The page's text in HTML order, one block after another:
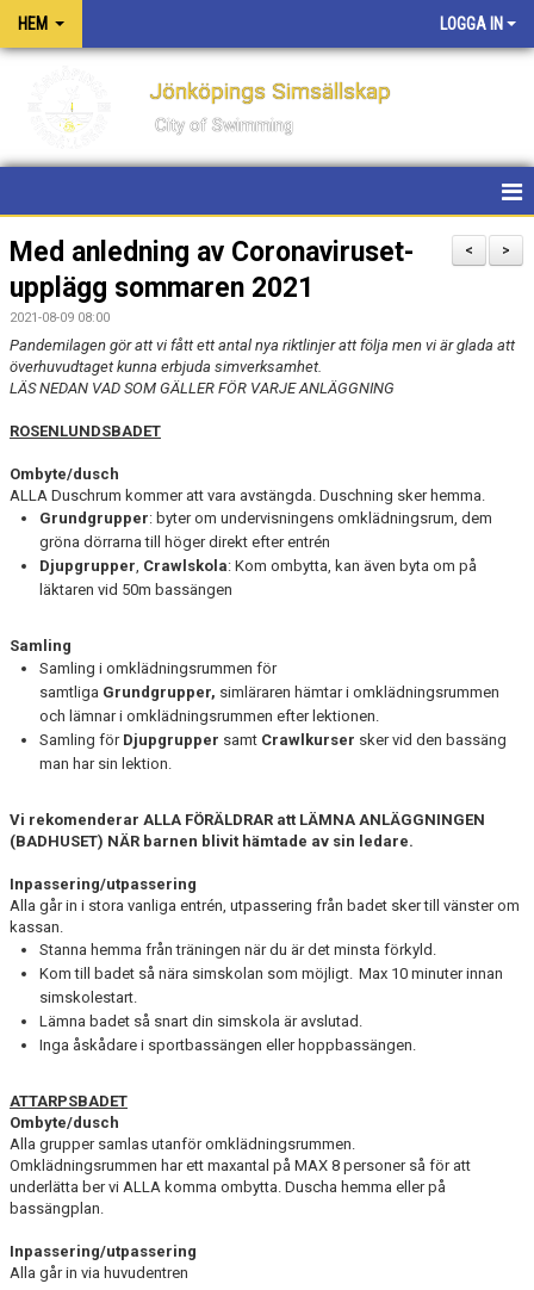
HEM LOGGA IN
Jönköpings Simsällskap
City of Swimming
HEM
NYHETER
KONTAKT
OM KLUBBEN
PRIVATLEKTIONER
BOKNING SIMSKOLA
WEBSHOP
>
<
Med anledning av Coronaviruset-
upplägg sommaren 2021
2021-08-09 08:00
Pandemilagen gör att vi fått ett antal nya riktlinjer att följa men vi är glada att
överhuvudtaget kunna erbjuda simverksamhet.
LÄS NEDAN VAD SOM GÄLLER FÖR VARJE ANLÄGGNING
ROSENLUNDSBADET
Ombyte/dusch
ALLA Duschrum kommer att vara avstängda. Duschning sker hemma.
Grundgrupper: byter om undervisningens omklädningsrum, dem
gröna dörrarna till höger direkt efter entrén
Djupgrupper, Crawlskola: Kom ombytta, kan även byta om på
läktaren vid 50m bassängen
Samling
Samling i omklädningsrummen för
samtliga Grundgrupper, simläraren hämtar i omklädningsrummen
och lämnar i omklädningsrummen efter lektionen.
Samling för Djupgrupper samt Crawlkurser sker vid den bassäng
man har sin lektion.
Vi rekomenderar ALLA FÖRÄLDRAR att LÄMNA ANLÄGGNINGEN
(BADHUSET) NÄR barnen blivit hämtade av sin ledare.
Inpassering/utpassering
Alla går in i stora vanliga entrén, utpassering från badet sker till vänster om
kassan.
Stanna hemma från träningen när du är det minsta förkyld.
Kom till badet så nära simskolan som möjligt. Max 10 minuter innan
simskolestart.
Lämna badet så snart din simskola är avslutad.
Inga åskådare i sportbassängen eller hoppbassängen.
ATTARPSBADET
Ombyte/dusch
Alla grupper samlas utanför omklädningsrummen.
Omklädningsrummen har ett maxantal på MAX 8 personer så för att
underlätta ber vi ALLA komma ombytta. Duscha hemma eller på
bassängplan.
Inpassering/utpassering
Alla går in via huvudentren